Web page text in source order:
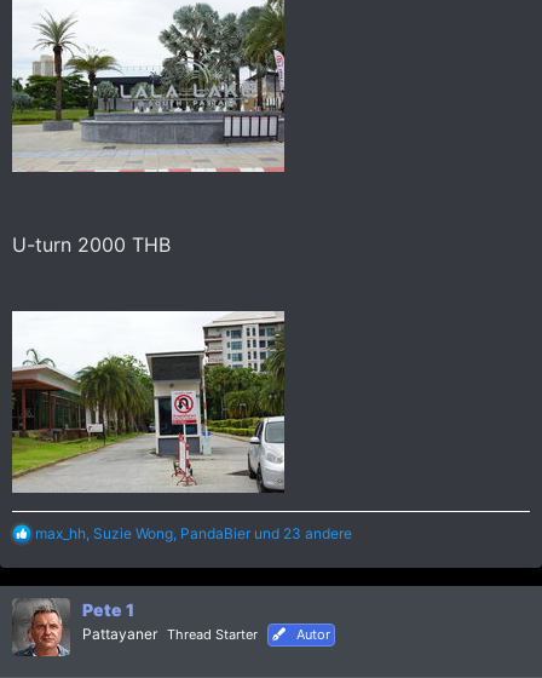
U-turn 2000 THB
R
a
k
t
i
o
max_hh Suzie Wong PandaBier und 23 andere
Pete 1
Pattayaner Thread Starter Autor